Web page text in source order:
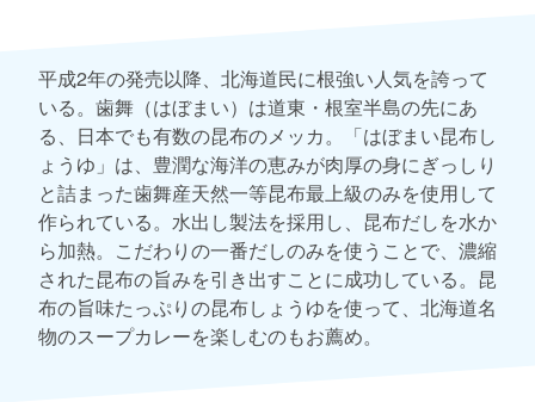
平成2年の発売以降、北海道民に根強い人気を誇って
いる。歯舞（はぼまい）は道東・根室半島の先にあ
る、日本でも有数の昆布のメッカ。「はぼまい昆布し
ょうゆ」は、豊潤な海洋の恵みが肉厚の身にぎっしり
と詰まった歯舞産天然一等昆布最上級のみを使用して
作られている。水出し製法を採用し、昆布だしを水か
ら加熱。こだわりの一番だしのみを使うことで、濃縮
された昆布の旨みを引き出すことに成功している。昆
布の旨味たっぷりの昆布しょうゆを使って、北海道名
物のスープカレーを楽しむのもお薦め。